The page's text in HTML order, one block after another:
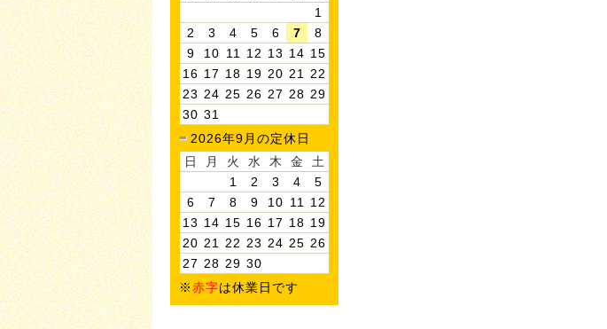
1
2
3 4 5 6 7
8
9
10 11 12 13 14 15
16 17 18 19 20 21
22
23 24 25 26 27 28 29
30 31
2026年9月の定休日
日
月 火 水 木 金
土
1
2 3 4
5
6
7 8 9 10 11
12
13 14 15 16 17 18 19
20 21 22 23 24 25 26
27 28 29 30
※赤字は休業日です